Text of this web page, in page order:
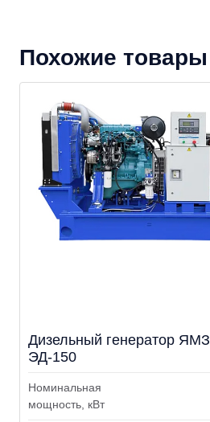
Похожие товары
Дизельный генератор ЯМЗ
ЭД-150
Номинальная
мощность, кВт